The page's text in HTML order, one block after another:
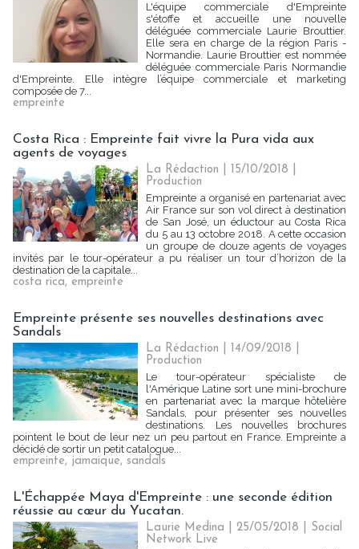
L'équipe commerciale d'Empreinte
s'étoffe et accueille une nouvelle
déléguée commerciale Laurie Brouttier.
Elle sera en charge de la région Paris -
Normandie. Laurie Brouttier est nommée
déléguée commerciale Paris Normandie
d'Empreinte. Elle intègre l’équipe commerciale et marketing
composée de 7...
empreinte
Costa Rica : Empreinte fait vivre la Pura vida aux
agents de voyages
La Rédaction | 15/10/2018
Production
Empreinte a organisé en partenariat avec
Air France sur son vol direct à destination
de San José, un éductour au Costa Rica
du 5 au 13 octobre 2018. A cette occasion
un groupe de douze agents de voyages
invités par le tour-opérateur a pu réaliser un tour d’horizon de la
destination de la capitale...
costa rica, empreinte
Empreinte présente ses nouvelles destinations avec
Sandals
La Rédaction | 14/09/2018
Production
Le tour-opérateur spécialiste de
l'Amérique Latine sort une mini-brochure
en partenariat avec la marque hôtelière
Sandals, pour présenter ses nouvelles
destinations. Les nouvelles brochures
pointent le bout de leur nez un peu partout en France. Empreinte a
décidé de sortir un petit catalogue...
empreinte, jamaique, sandals
L'Échappée Maya d'Empreinte : une seconde édition
réussie au cœur du Yucatan.
Laurie Medina | 25/05/2018
Social
Network Live